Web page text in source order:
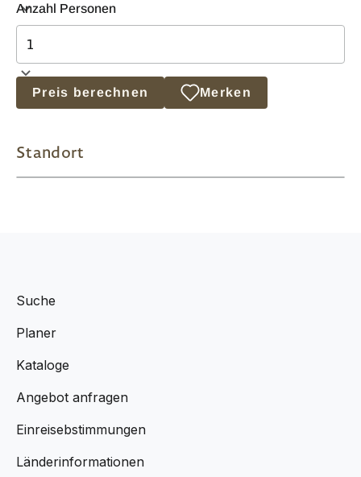
Anzahl Personen
Preis berechnen Merken
Standort
Suche
Planer
Kataloge
Angebot anfragen
Einreisebstimmungen
Länderinformationen